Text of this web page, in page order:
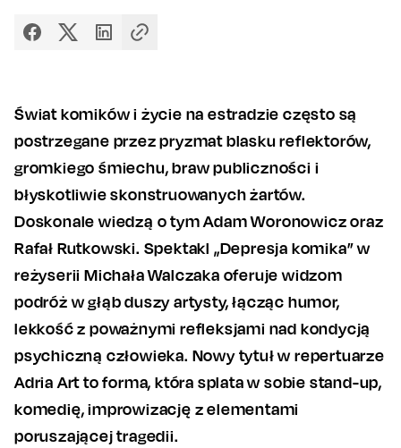
Świat komików i życie na estradzie często są
postrzegane przez pryzmat blasku reflektorów,
gromkiego śmiechu, braw publiczności i
błyskotliwie skonstruowanych żartów.
Doskonale wiedzą o tym Adam Woronowicz oraz
Rafał Rutkowski. Spektakl „Depresja komika” w
reżyserii Michała Walczaka oferuje widzom
podróż w głąb duszy artysty, łącząc humor,
lekkość z poważnymi refleksjami nad kondycją
psychiczną człowieka. Nowy tytuł w repertuarze
Adria Art to forma, która splata w sobie stand-up,
komedię, improwizację z elementami
poruszającej tragedii.